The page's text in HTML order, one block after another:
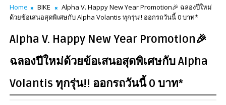
Home BIKE
Alpha V. Happy New Year Promotion🎉 ฉลองปีใหม่
ด้วยข้อเสนอสุดพิเศษกับ Alpha Volantis ทุกรุ่น!! ออกรถวันนี้ 0 บาท*
Alpha V. Happy New Year Promotion🎉
ฉลองปีใหม่ด้วยข้อเสนอสุดพิเศษกับ Alpha
Volantis ทุกรุ่น!! ออกรถวันนี้ 0 บาท*